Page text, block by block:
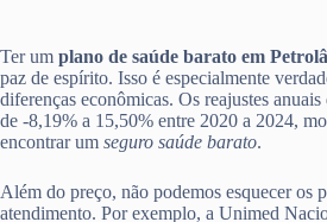
Ter um plano de saúde barato em
paz de espírito. Isso é especialmente
diferenças econômicas. Os reajustes
de -8,19% a 15,50% entre 2020 a 2024,
encontrar um seguro saúde barato.
Além do preço, não podemos esquecer os
atendimento. Por exemplo, a Unimed